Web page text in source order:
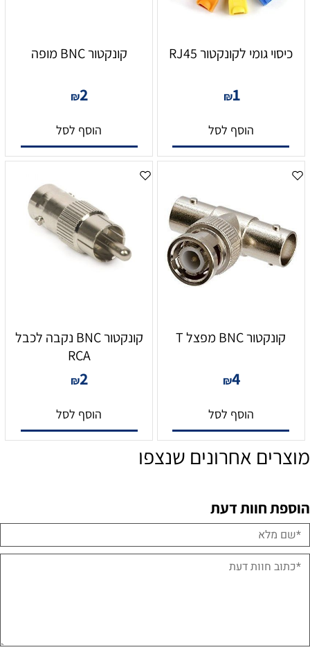
כיסוי גומי לקונקטור RJ45
₪1
הוסף לסל
קונקטור BNC מופה
₪2
הוסף לסל
קונקטור BNC מפצל T
₪4
הוסף לסל
קונקטור BNC נקבה לכבל
RCA
₪2
הוסף לסל
מוצרים אחרונים שנצפו
הוספת חוות דעת